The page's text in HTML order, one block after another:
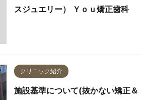
スジュエリー） Ｙｏｕ矯正歯科
クリニック紹介
施設基準について(抜かない矯正＆